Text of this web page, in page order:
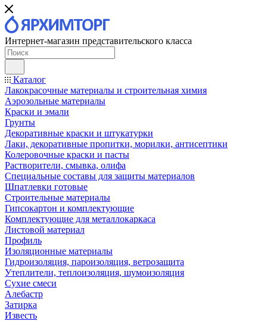
Интернет-магазин представительского класса
Каталог
Лакокрасочные материалы и строительная химия
Аэрозольные материалы
Краски и эмали
Грунты
Декоративные краски и штукатурки
Лаки, декоративные пропитки, морилки, антисептики
Колеровочные краски и пасты
Растворители, смывка, олифа
Специальные составы для защиты материалов
Шпатлевки готовые
Строительные материалы
Гипсокартон и комплектующие
Комплектующие для металлокаркаса
Листовой материал
Профиль
Изоляционные материалы
Гидроизоляция, пароизоляция, ветрозащита
Утеплители, теплоизоляция, шумоизоляция
Сухие смеси
Алебастр
Затирка
Известь